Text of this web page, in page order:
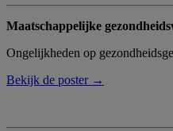
Maatschappelijke
Ongelijkheden op
Bekijk de poster →